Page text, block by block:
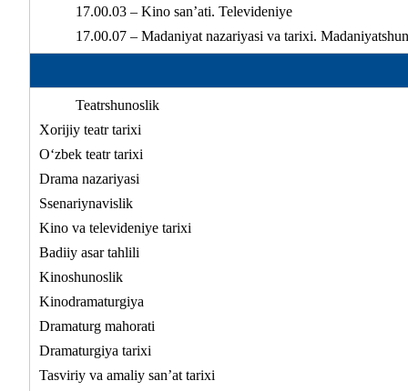
17.00.03 – Kino san’ati. Televideniye
17.00.07 – Madaniyat nazariyasi va tarixi.
Teatrshunoslik
Xorijiy teatr tarixi
O‘zbek teatr tarixi
Drama nazariyasi
Ssenariynavislik
Kino va televideniye tarixi
Badiiy asar tahlili
Kinoshunoslik
Kinodramaturgiya
Dramaturg mahorati
Dramaturgiya tarixi
Tasviriy va amaliy san’at tarixi